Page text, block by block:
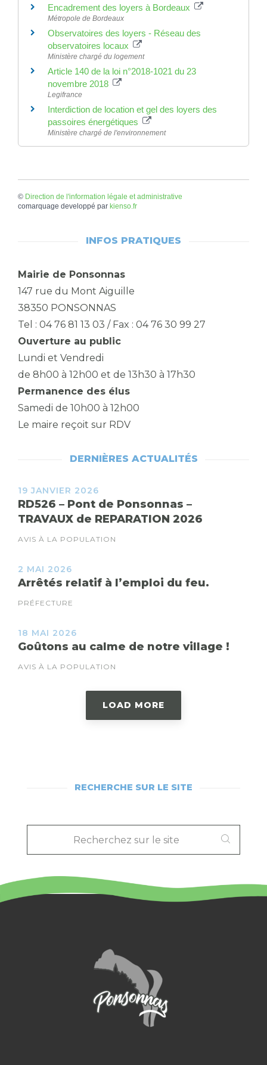
Encadrement des loyers à Bordeaux
Métropole de Bordeaux
Observatoires des loyers - Réseau des
observatoires locaux
Ministère chargé du logement
Article 140 de la loi n°2018-1021 du 23
novembre 2018
Legifrance
Interdiction de location et gel des loyers des
passoires énergétiques
Ministère chargé de l'environnement
© Direction de l'information légale et administrative
comarquage developpé par kienso.fr
INFOS PRATIQUES
Mairie de Ponsonnas
147 rue du Mont Aiguille
38350 PONSONNAS
Tel : 04 76 81 13 03 / Fax : 04 76 30 99 27
Ouverture au public
Lundi et Vendredi
de 8h00 à 12h00 et de 13h30 à 17h30
Permanence des élus
Samedi de 10h00 à 12h00
Le maire reçoit sur RDV
DERNIÈRES ACTUALITÉS
19 JANVIER 2026
RD526 – Pont de Ponsonnas –
TRAVAUX de REPARATION 2026
AVIS À LA POPULATION
2 MAI 2026
Arrêtés relatif à l’emploi du feu.
PRÉFECTURE
18 MAI 2026
Goûtons au calme de notre village !
AVIS À LA POPULATION
LOAD MORE
RECHERCHE SUR LE SITE
RECHERCHEZ
LE
SITE